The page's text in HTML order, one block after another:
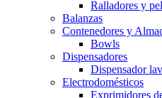
Ralladores y
Balanzas
Contenedores y
Bowls
Dispensadores
Dispensador
Electrodomésticos
Exprimidores